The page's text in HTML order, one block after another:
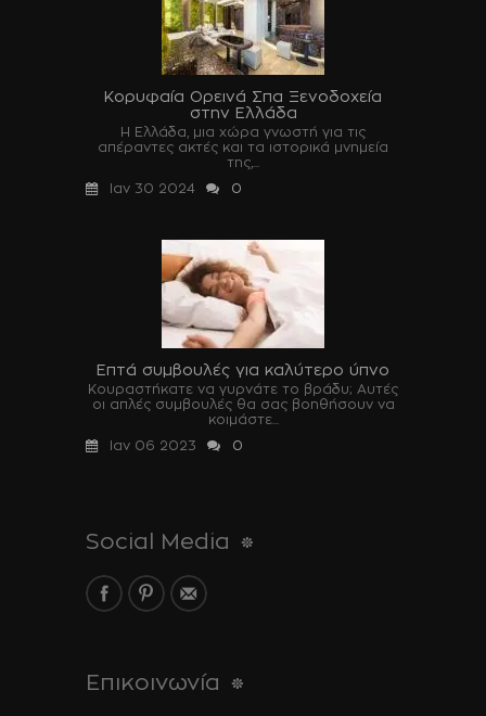
Κορυφαία Ορεινά Σπα Ξενοδοχεία
στην Ελλάδα
Η Ελλάδα, μια χώρα γνωστή για τις
απέραντες ακτές και τα ιστορικά μνημεία
της,...
Ιαν 30 2024
0
Επτά συμβουλές για καλύτερο ύπνο
Κουραστήκατε να γυρνάτε το βράδυ; Αυτές
οι απλές συμβουλές θα σας βοηθήσουν να
κοιμάστε...
Ιαν 06 2023
0
Social Media
Επικοινωνία